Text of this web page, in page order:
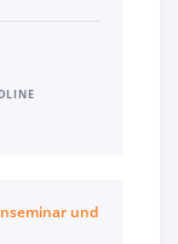
und